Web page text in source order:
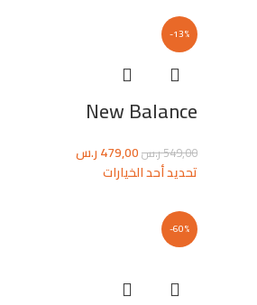
-13%
New Balance
549,00ر.س479,00ر.س
تحديد أحد الخيارات
-60%